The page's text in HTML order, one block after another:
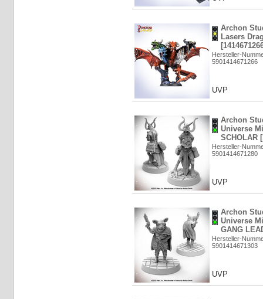
Archon
Lasers
Hersteller-
5901414671266
UVP
Archon
Universe
SCHOLAR
Hersteller-
5901414671280
UVP
Archon
Universe
GANG
Hersteller-
5901414671303
UVP